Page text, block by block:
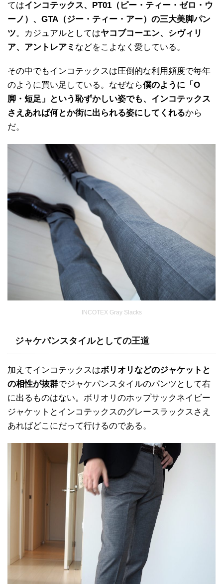
てはインコテックス、PT01（ピー・ティー・ゼロ・ウ
ーノ）、GTA（ジー・ティー・アー）の三大美脚パン
ツ。カジュアルとしてはヤコブコーエン、シヴィリ
ア、アントレアミ などをこよなく愛している。
その中でもインコテックスは圧倒的な利用頻度で毎年
のように買い足している。なぜなら僕のように「O
脚・短足」という恥ずかしい姿でも、インコテックス
さえあれば何とか街に出られる姿にしてくれるから
だ。
INCOTEX Gray Slacks
ジャケパンスタイルとしての王道
加えてインコテックスはボリオリなどのジャケットと
の相性が抜群でジャケパンスタイルのパンツとして右
に出るものはない。ボリオリのホップサックネイビー
ジャケットとインコテックスのグレースラックスさえ
あればどこにだって行けるのである。